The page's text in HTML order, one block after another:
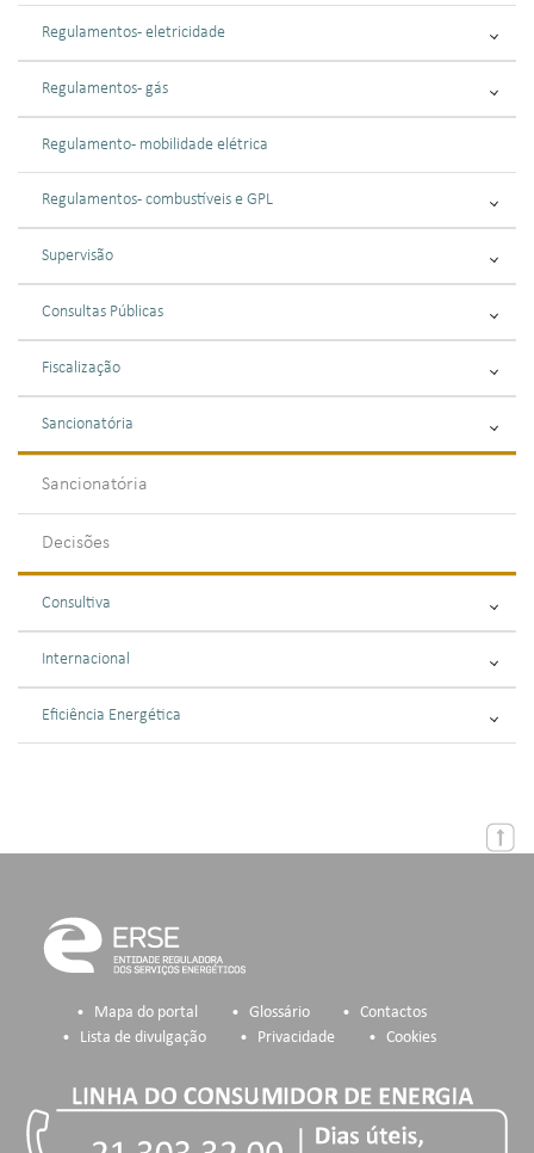
Regulamentos - eletricidade
Regulamentos - gás
Regulamento - mobilidade elétrica
Regulamentos - combustíveis e GPL
Supervisão
Consultas Públicas
Fiscalização
Sancionatória
Sancionatória
Decisões
Consultiva
Internacional
Eficiência Energética
Mapa do portal Glossário
Contactos
Lista de divulgação
Privacidade Cookies